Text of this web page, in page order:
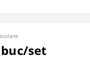
set